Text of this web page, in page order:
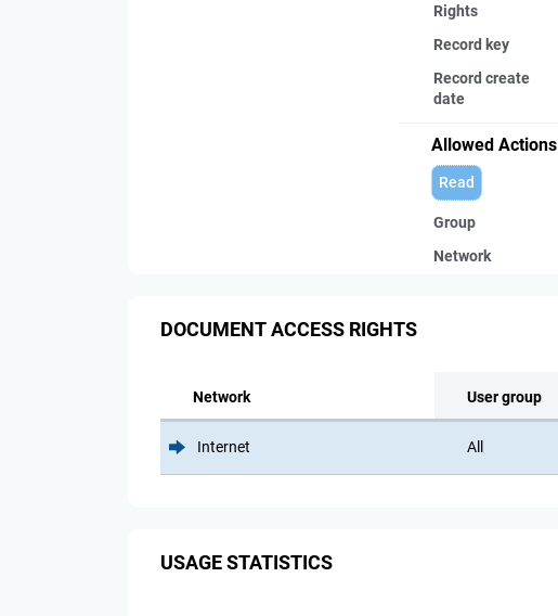
Rights
Record key
Record create
date
Allowed Actions
Read
Group
Network
DOCUMENT ACCESS RIGHTS
Network User group
Internet All
USAGE STATISTICS